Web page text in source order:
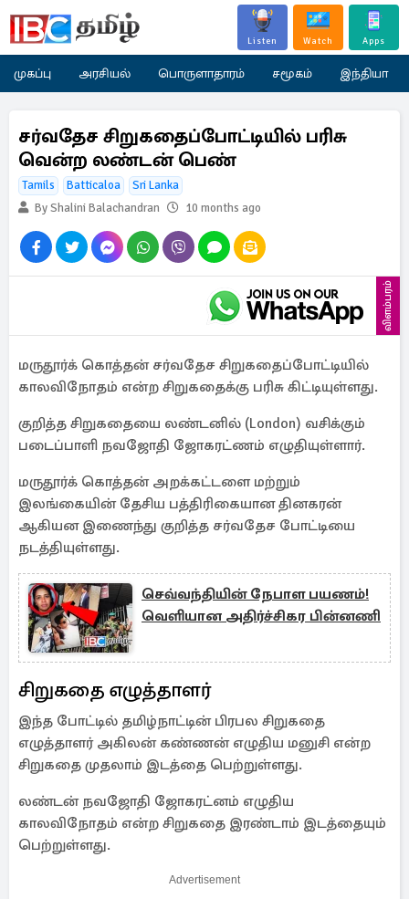
Listen Watch Apps
முகப்பு அரசியல் பொருளாதாரம் சமூகம் இந்தியா
சர்வதேச சிறுகதைப்போட்டியில் பரிசு
வென்ற லண்டன் பெண்
Tamils Batticaloa
Sri Lanka
By Shalini Balachandran
10 months ago
விளம்பரம்
மருதூர்க் கொத்தன் சர்வதேச சிறுகதைப்போட்டியில்
காலவிநோதம் என்ற சிறுகதைக்கு பரிசு கிட்டியுள்ளது.
குறித்த சிறுகதையை லண்டனில் (London) வசிக்கும்
படைப்பாளி நவஜோதி ஜோகரட்ணம் எழுதியுள்ளார்.
மருதூர்க் கொத்தன் அறக்கட்டளை மற்றும்
இலங்கையின் தேசிய பத்திரிகையான தினகரன்
ஆகியன இணைந்து குறித்த சர்வதேச போட்டியை
நடத்தியுள்ளது.
செவ்வந்தியின் நேபாள பயணம்!
வெளியான அதிர்ச்சிகர பின்னணி
சிறுகதை எழுத்தாளர்
இந்த போட்டில் தமிழ்நாட்டின் பிரபல சிறுகதை
எழுத்தாளர் அகிலன் கண்ணன் எழுதிய மனுசி என்ற
சிறுகதை முதலாம் இடத்தை பெற்றுள்ளது.
லண்டன் நவஜோதி ஜோகரட்னம் எழுதிய
காலவிநோதம் என்ற சிறுகதை இரண்டாம் இடத்தையும்
பெற்றுள்ளது.
Advertisement